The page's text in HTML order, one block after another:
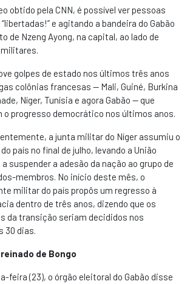
obtido pela CNN, é possível ver pessoas
e agitando a bandeira do Gabão
de Nzeng Ayong, na capital, ao lado de
golpes de estado nos últimos três anos
colônias francesas — Mali, Guiné, Burkina
Níger, Tunísia e agora Gabão — que
o progresso democrático nos últimos anos.
a junta militar do Níger assumiu o
país no final de julho, levando a União
suspender a adesão da nação ao grupo de
membros. No início deste mês, o
militar do país propôs um regresso à
dentro de três anos, dizendo que os
da transição seriam decididos nos
30 dias.
de Bongo
feira (23), o órgão eleitoral do Gabão disse